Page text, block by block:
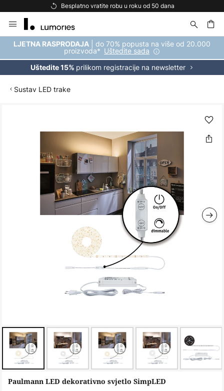
Besplatno vratite robu u roku od 50 dana
to
Content
LJETNA RASPRODAJA | do 70% popusta na više od 20.000
proizvoda* Uštedite sada
Uštedite 15% prilikom registracije na newsletter
Sustav LED trake
Skip
Paulmann LED dekorativno svjetlo SimpLED